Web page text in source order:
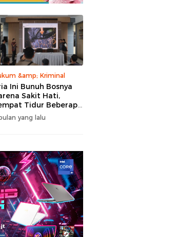
&amp; Kriminal
Ini Bunuh Bosnya
Sakit Hati,
Tidur Beberapa
Dengan
yang lalu